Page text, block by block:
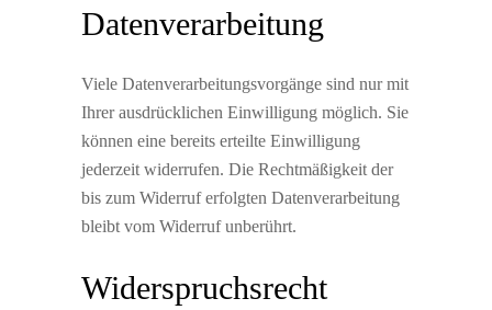
Datenverarbeitung
Viele Datenverarbeitungsvorgänge sind nur mit
Ihrer ausdrücklichen Einwilligung möglich. Sie
können eine bereits erteilte Einwilligung
jederzeit widerrufen. Die Rechtmäßigkeit der
bis zum Widerruf erfolgten Datenverarbeitung
bleibt vom Widerruf unberührt.
Widerspruchsrecht